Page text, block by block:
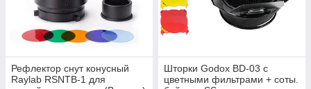
Рефлектор снут конусный
Raylab RSNTB-1 для
Шторки Godox BD-03 с
цветными фильтрами + соты.